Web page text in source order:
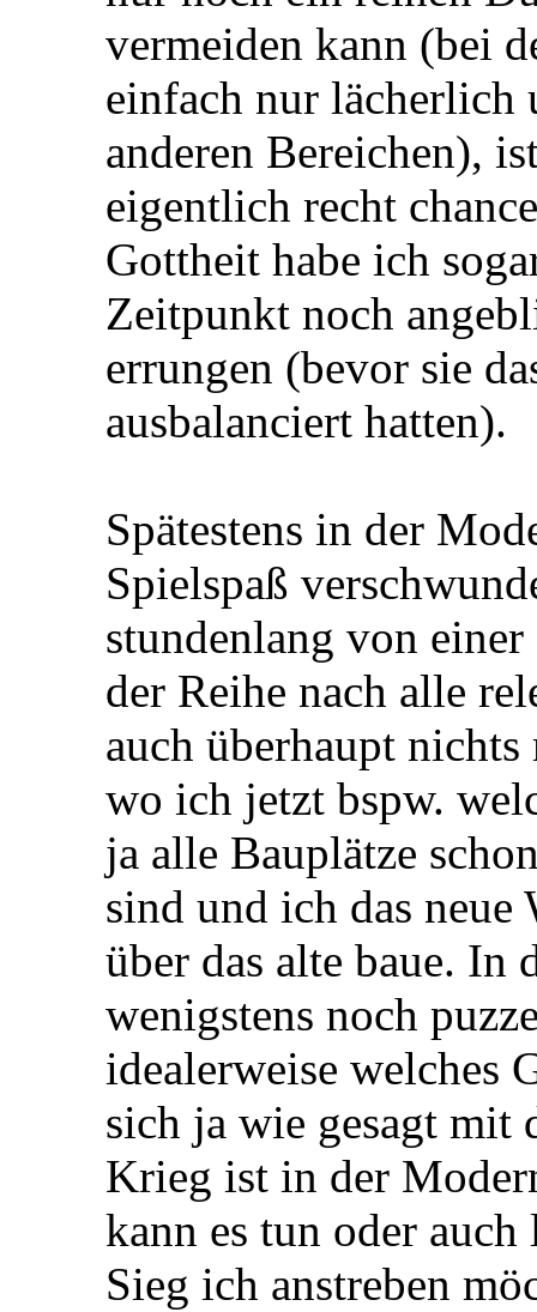
vermeiden kann (bei
einfach nur
anderen Bereichen),
eigentlich recht
Gottheit habe ich
Zeitpunkt noch
errungen (bevor sie
ausbalanciert hatten).
Spätestens in der
Spielspaß
stundenlang von
der Reihe nach alle
auch überhaupt
wo ich jetzt bspw.
ja alle Bauplätze
sind und ich das neue
über das alte baue. In
wenigstens noch
idealerweise welches
sich ja wie gesagt mit
Krieg ist in der
kann es tun oder auch
Sieg ich anstreben